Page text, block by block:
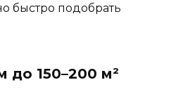
быстро подобрать
до 150–200 м²